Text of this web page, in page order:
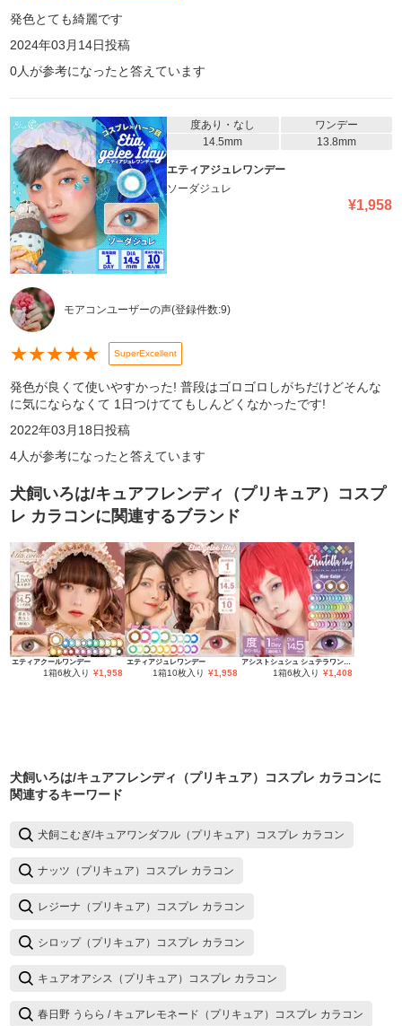
発色とても綺麗です
2024年03月14日投稿
0人が参考になったと答えています
度あり・なし
ワンデー
14.5mm
13.8mm
エティアジュレワンデー
ソーダジュレ
¥1,958
モアコンユーザーの声(登録件数:9)
★★★★★ SuperExcellent
発色が良くて使いやすかった! 普段はゴロゴロしがちだけどそんな
に気にならなくて 1日つけててもしんどくなかったです!
2022年03月18日投稿
4人が参考になったと答えています
犬飼いろは/キュアフレンディ（プリキュア）コスプ
レ カラコンに関連するブランド
エティアクールワンデー
1箱6枚入り ¥1,958
エティアジュレワンデー
1箱10枚入り ¥1,958
アシストシュシュ シュテラワンデー
1箱6枚入り ¥1,408
犬飼いろは/キュアフレンディ（プリキュア）コスプレ カラコンに
関連するキーワード
犬飼こむぎ/キュアワンダフル（プリキュア）コスプレ カラコン
ナッツ（プリキュア）コスプレ カラコン
レジーナ（プリキュア）コスプレ カラコン
シロップ（プリキュア）コスプレ カラコン
キュアオアシス（プリキュア）コスプレ カラコン
春日野 うらら / キュアレモネード（プリキュア）コスプレ カラコン